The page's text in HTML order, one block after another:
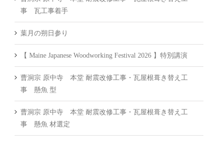
事 瓦工事着手
葉月の朔日参り
【 Maine Japanese Woodworking Festival 2026 】特別講演
曹洞宗 原中寺 本堂 耐震改修工事・瓦屋根葺き替え工
事 懸魚 型
曹洞宗 原中寺 本堂 耐震改修工事・瓦屋根葺き替え工
事 懸魚 材選定